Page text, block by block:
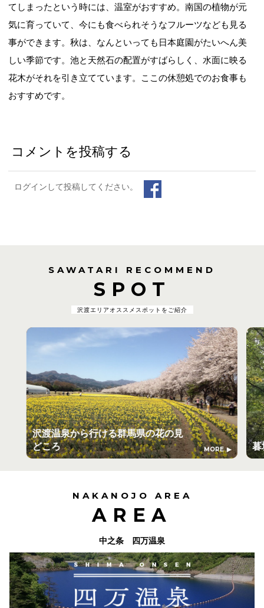
てしまったという時には、温室がおすすめ。南国の植物が元
気に育っていて、今にも食べられそうなフルーツなども見る
事ができます。秋は、なんといっても日本庭園がたいへん美
しい季節です。池と天然石の配置がすばらしく、水面に映る
花木がそれを引き立てています。ここの休憩処でのお食事も
おすすめです。
コメントを投稿する
ログインして投稿してください。
SAWATARI RECOMMEND
SPOT
沢渡エリアオススメスポットをご紹介
沢渡温泉から行ける群馬県の花の見
どころ
MORE 暮
NAKANOJO AREA
AREA
中之条 四万温泉